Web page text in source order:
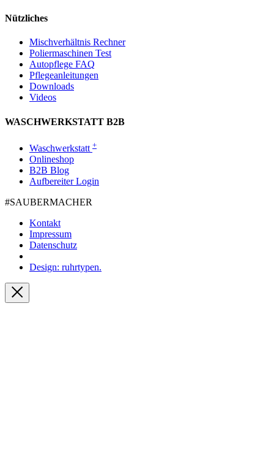
Nützliches
Mischverhältnis Rechner
Poliermaschinen Test
Autopflege FAQ
Pflegeanleitungen
Downloads
Videos
WASCHWERKSTATT B2B
Waschwerkstatt +
Onlineshop
B2B Blog
Aufbereiter Login
#SAUBER­MACHER
Kontakt
Impressum
Datenschutz
Design: ruhrtypen.